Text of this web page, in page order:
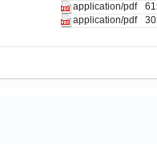
application/pdf
application/pdf